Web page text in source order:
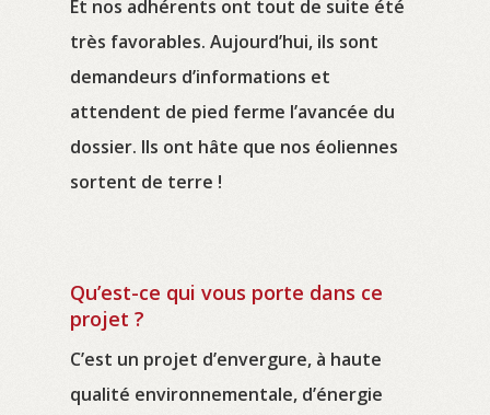
Et nos adhérents ont tout de suite été
très favorables. Aujourd’hui, ils sont
demandeurs d’informations et
attendent de pied ferme l’avancée du
dossier. Ils ont hâte que nos éoliennes
sortent de terre !
Qu’est-ce qui vous porte dans ce
projet ?
C’est un projet d’envergure, à haute
qualité environnementale, d’énergie